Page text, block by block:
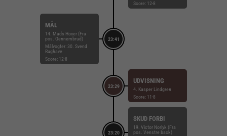
Score: 12-8
23:41
MÅL
14. Mads Hoxer (Fra
pos. Gennembrud)
Målvogter: 30. Svend
Rughave
Score: 12-8
23:29
UDVISNING
4. Kasper Lindgren
Score: 11-8
23:20
SKUD FORBI
19. Victor Norlyk (Fra
pos. Venstre back)